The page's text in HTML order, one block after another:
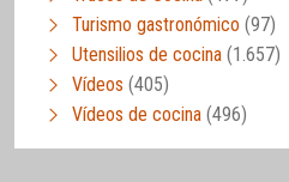
Turismo gastronómico (97)
Utensilios de cocina (1.657)
Vídeos (405)
Vídeos de cocina (496)